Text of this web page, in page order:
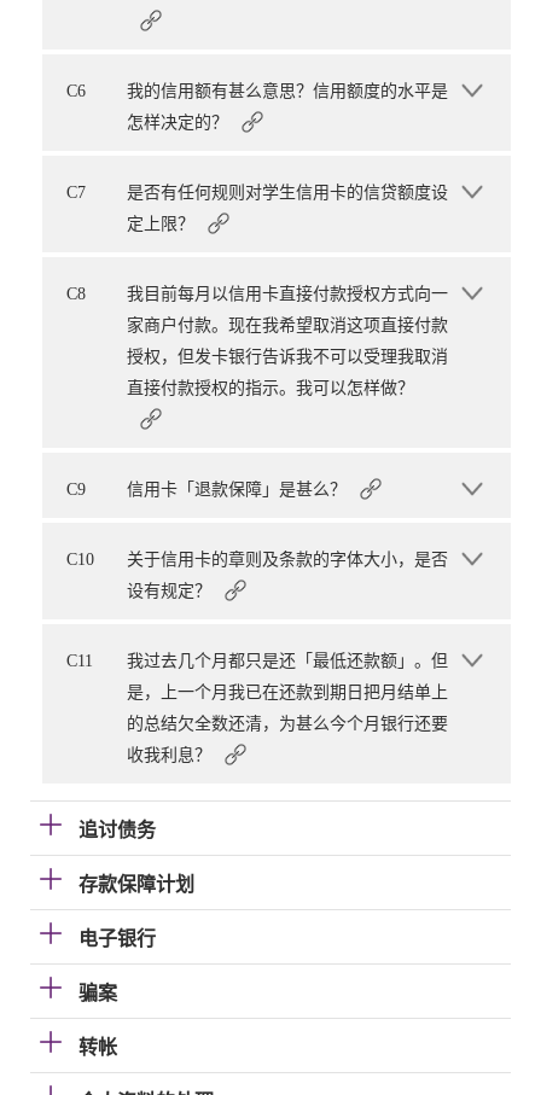
C6
我的信用额有甚么意思？信用额度的水平是
怎样决定的？
C7
是否有任何规则对学生信用卡的信贷额度设
定上限？
C8
我目前每月以信用卡直接付款授权方式向一
家商户付款。现在我希望取消这项直接付款
授权，但发卡银行告诉我不可以受理我取消
直接付款授权的指示。我可以怎样做？
C9 信用卡「退款保障」是甚么？
C10
关于信用卡的章则及条款的字体大小，是否
设有规定？
C11
我过去几个月都只是还「最低还款额」。但
是，上一个月我已在还款到期日把月结单上
的总结欠全数还清，为甚么今个月银行还要
收我利息？
追讨债务
存款保障计划
电子银行
骗案
转帐